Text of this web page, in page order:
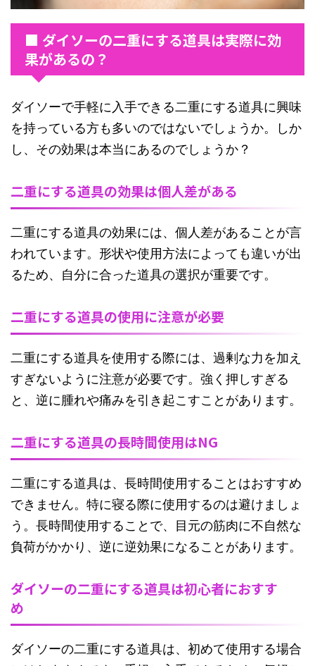
■ ダイソーの二重にする道具は実際に効
果があるの？
ダイソーで手軽に入手できる二重にする道具に興味
を持っている方も多いのではないでしょうか。しか
し、その効果は本当にあるのでしょうか？
二重にする道具の効果は個人差がある
二重にする道具の効果には、個人差があることが言
われています。形状や使用方法によっても違いが出
るため、自分に合った道具の選択が重要です。
二重にする道具の使用に注意が必要
二重にする道具を使用する際には、過剰な力を加え
すぎないように注意が必要です。強く押しすぎる
と、逆に腫れや痛みを引き起こすことがあります。
二重にする道具の長時間使用はNG
二重にする道具は、長時間使用することはおすすめ
できません。特に寝る際に使用するのは避けましょ
う。長時間使用することで、目元の筋肉に不自然な
負荷がかかり、逆に逆効果になることがあります。
ダイソーの二重にする道具は初心者におすす
め
ダイソーの二重にする道具は、初めて使用する場合